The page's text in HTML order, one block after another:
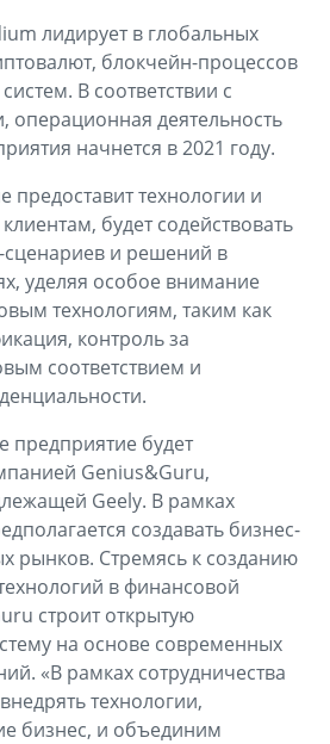
лидирует в глобальных
блокчейн-процессов
В соответствии с
операционная деятельность
начнется в 2021 году.
предоставит технологии и
будет содействовать
сценариев и решений в
уделяя особое внимание
технологиям, таким как
контроль за
соответствием и
предприятие будет
Genius&Guru,
Geely. В рамках
создавать бизнес-
рынков. Стремясь к созданию
в финансовой
строит открытую
на основе современных
«В рамках сотрудничества
технологии,
бизнес, и объединим